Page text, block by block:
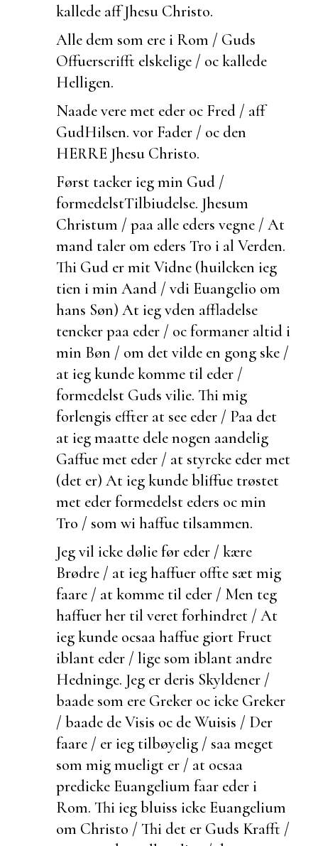
kallede aff Jhesu Christo.
Alle dem som ere i Rom / Guds
Offuerscrifft elskelige / oc kallede
Helligen.
Naade vere met eder oc Fred / aff
GudHilsen. vor Fader / oc den
HERRE Jhesu Christo.
Først tacker ieg min Gud /
formedelstTilbiudelse. Jhesum
Christum / paa alle eders vegne / At
mand taler om eders Tro i al Verden.
Thi Gud er mit Vidne (huilcken ieg
tien i min Aand / vdi Euangelio om
hans Søn) At ieg vden affladelse
tencker paa eder / oc formaner altid i
min Bøn / om det vilde en gong ske /
at ieg kunde komme til eder /
formedelst Guds vilie. Thi mig
forlengis effter at see eder / Paa det
at ieg maatte dele nogen aandelig
Gaffue met eder / at styrcke eder met
(det er) At ieg kunde bliffue trøstet
met eder formedelst eders oc min
Tro / som wi haffue tilsammen.
Jeg vil icke dølie før eder / kære
Brødre / at ieg haffuer offte sæt mig
faare / at komme til eder / Men teg
haffuer her til veret forhindret / At
ieg kunde ocsaa haffue giort Fruct
iblant eder / lige som iblant andre
Hedninge. Jeg er deris Skyldener /
baade som ere Greker oc icke Greker
/ baade de Visis oc de Wuisis / Der
faare / er ieg tilbøyelig / saa meget
som mig mueligt er / at ocsaa
predicke Euangelium faar eder i
Rom. Thi iegbluiss icke Euangelium
om Christo / Thi det er Guds Krafft /